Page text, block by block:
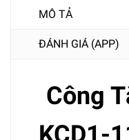
MÔ TẢ
ĐÁNH GIÁ (APP)
Công